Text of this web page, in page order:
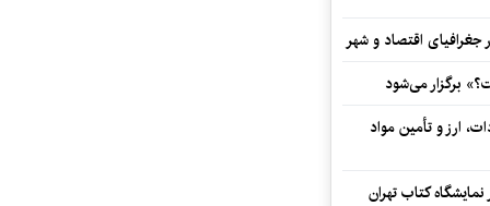
اقتصاد و شهر
برگزار می‌شود
ارز و تأمین مواد
کتاب تهران